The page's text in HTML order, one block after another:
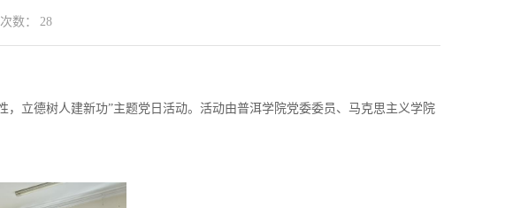
数： 28
立德树人建新功”主题党日活动。活动由普洱学院党委委员、马克思主义学院